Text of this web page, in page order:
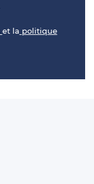
et la politique